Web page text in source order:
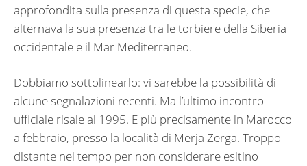
approfondita sulla presenza di questa specie, che
alternava la sua presenza tra le torbiere della Siberia
occidentale e il Mar Mediterraneo.
Dobbiamo sottolinearlo: vi sarebbe la possibilità di
alcune segnalazioni recenti. Ma l’ultimo incontro
ufficiale risale al 1995. E più precisamente in Marocco
a febbraio, presso la località di Merja Zerga. Troppo
distante nel tempo per non considerare esitino